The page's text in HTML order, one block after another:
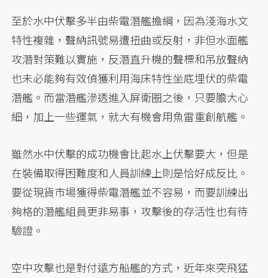
至於水中伏擊多半由柴電潛艦擔綱，因為淺海水文
特性複雜，聲納訊號易遭扭曲或反射，非但水面艦
攻潛對策難以實施，反潛直升機的聲標和吊放聲納
也未必能夠有效偵獲利用海床特性坐底埋伏的柴電
潛艦。而當潛艦滲透進入屏衛圈之後，只要膽大心
細，加上一些運氣，就大有機會用魚雷重創航艦。
雖然水中伏擊的成功機會比起水上伏擊要大，但是
在裝備取得困難度和人員訓練上則是恰好成反比。
要從現貨市場獲得柴電潛艦並不容易，而要訓練出
夠格的潛艦組員更非易事，攻擊後的存活性也有待
驗證。
空中攻擊也是對付遠方船艦的方式，近年來突飛猛